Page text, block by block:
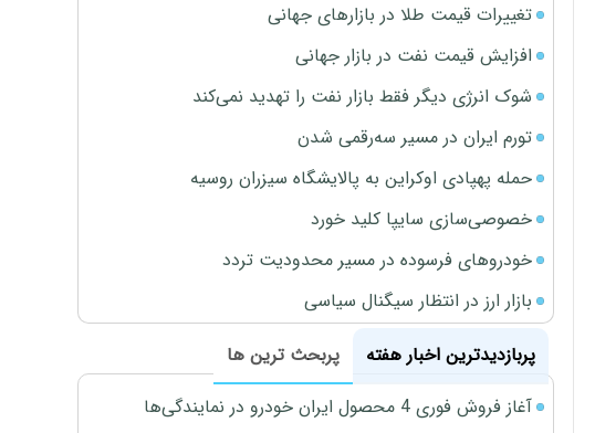
تغییرات قیمت طلا در بازارهای جهانی
افزایش قیمت نفت در بازار جهانی
شوک انرژی دیگر فقط بازار نفت را تهدید نمی‌کند
تورم ایران در مسیر سه‌رقمی شدن
حمله پهپادی اوکراین به پالایشگاه سیزران روسیه
خصوصی‌سازی سایپا کلید خورد
خودروهای فرسوده در مسیر محدودیت تردد
بازار ارز در انتظار سیگنال سیاسی
پربازدیدترین اخبار هفته
پربحث ترین ها
آغاز فروش فوری 4 محصول ایران خودرو در نمایندگی‌ها